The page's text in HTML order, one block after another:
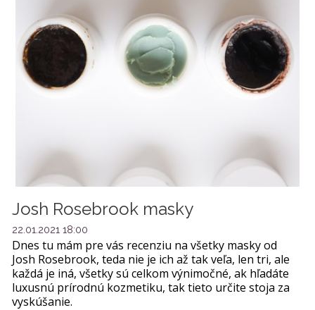
Josh Rosebrook masky
22.01.2021 18:00
Dnes tu mám pre vás recenziu na všetky masky od
Josh Rosebrook, teda nie je ich až tak veľa, len tri, ale
každá je iná, všetky sú celkom výnimočné, ak hľadáte
luxusnú prírodnú kozmetiku, tak tieto určite stoja za
vyskúšanie.